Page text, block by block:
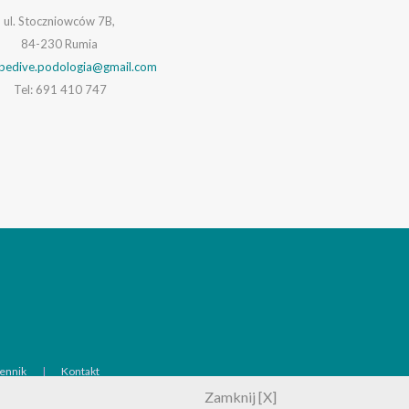
ul. Stoczniowców 7B,
84-230 Rumia
Tel: 691 410 747
Kontakt
Zamknij [X]